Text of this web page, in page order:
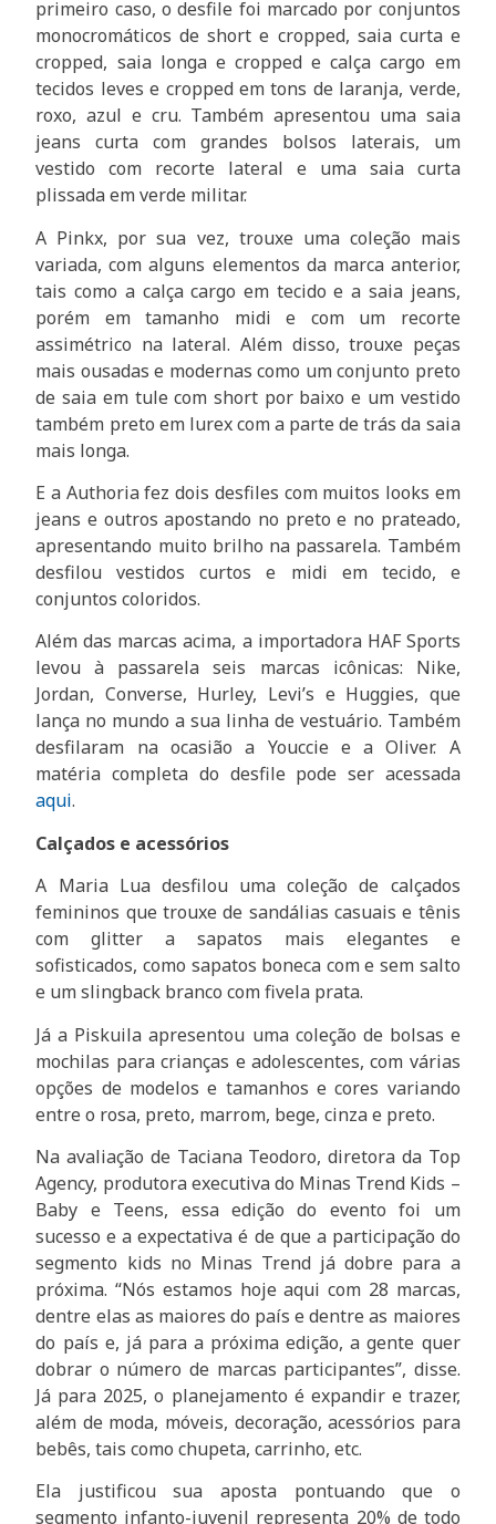
primeiro caso, o desfile foi marcado por conjuntos
monocromáticos de short e cropped, saia curta e
cropped, saia longa e cropped e calça cargo em
tecidos leves e cropped em tons de laranja, verde,
roxo, azul e cru. Também apresentou uma saia
jeans curta com grandes bolsos laterais, um
vestido com recorte lateral e uma saia curta
plissada em verde militar.
A Pinkx, por sua vez, trouxe uma coleção mais
variada, com alguns elementos da marca anterior,
tais como a calça cargo em tecido e a saia jeans,
porém em tamanho midi e com um recorte
assimétrico na lateral. Além disso, trouxe peças
mais ousadas e modernas como um conjunto preto
de saia em tule com short por baixo e um vestido
também preto em lurex com a parte de trás da saia
mais longa.
E a Authoria fez dois desfiles com muitos looks em
jeans e outros apostando no preto e no prateado,
apresentando muito brilho na passarela. Também
desfilou vestidos curtos e midi em tecido, e
conjuntos coloridos.
Além das marcas acima, a importadora HAF Sports
levou à passarela seis marcas icônicas: Nike,
Jordan, Converse, Hurley, Levi’s e Huggies, que
lança no mundo a sua linha de vestuário. Também
desfilaram na ocasião a Youccie e a Oliver. A
matéria completa do desfile pode ser acessada
aqui.
Calçados e acessórios
A Maria Lua desfilou uma coleção de calçados
femininos que trouxe de sandálias casuais e tênis
com glitter a sapatos mais elegantes e
sofisticados, como sapatos boneca com e sem salto
e um slingback branco com fivela prata.
Já a Piskuila apresentou uma coleção de bolsas e
mochilas para crianças e adolescentes, com várias
opções de modelos e tamanhos e cores variando
entre o rosa, preto, marrom, bege, cinza e preto.
Na avaliação de Taciana Teodoro, diretora da Top
Agency, produtora executiva do Minas Trend Kids –
Baby e Teens, essa edição do evento foi um
sucesso e a expectativa é de que a participação do
segmento kids no Minas Trend já dobre para a
próxima. “Nós estamos hoje aqui com 28 marcas,
dentre elas as maiores do país e dentre as maiores
do país e, já para a próxima edição, a gente quer
dobrar o número de marcas participantes”, disse.
Já para 2025, o planejamento é expandir e trazer,
além de moda, móveis, decoração, acessórios para
bebês, tais como chupeta, carrinho, etc.
Ela justificou sua aposta pontuando que o
segmento infanto-juvenil representa 20% de todo